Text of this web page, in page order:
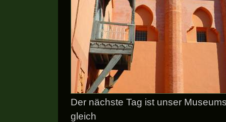
Der nächste Tag ist unser
gleich